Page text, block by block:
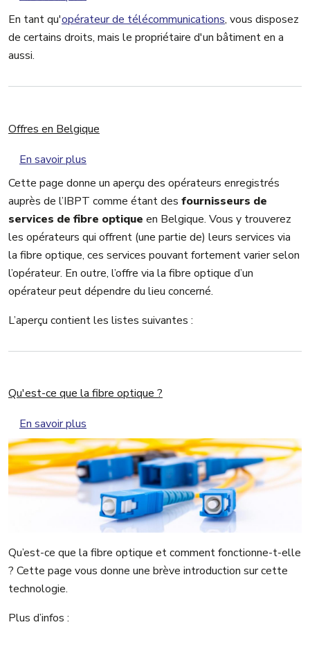
En tant qu'opérateur de télécommunications, vous disposez
de certains droits, mais le propriétaire d'un bâtiment en a
aussi.
Offres en Belgique
En savoir plus
Cette page donne un aperçu des opérateurs enregistrés
auprès de l’IBPT comme étant des fournisseurs de
services de fibre optique en Belgique. Vous y trouverez
les opérateurs qui offrent (une partie de) leurs services via
la fibre optique, ces services pouvant fortement varier selon
l’opérateur. En outre, l’offre via la fibre optique d’un
opérateur peut dépendre du lieu concerné.
L’aperçu contient les listes suivantes :
Qu'est-ce que la fibre optique ?
En savoir plus
Qu’est-ce que la fibre optique et comment fonctionne-t-elle
? Cette page vous donne une brève introduction sur cette
technologie.
Plus d’infos :